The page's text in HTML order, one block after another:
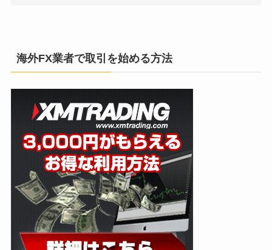
海外FX業者で取引を始める方法